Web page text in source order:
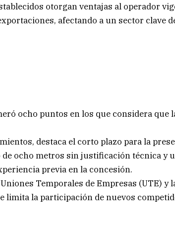
otorgan ventajas al operador
afectando a un sector clave
ocho puntos en los que considera que
destaca el corto plazo para la
ocho metros sin justificación técnica y
previa en la concesión.
Temporales de Empresas (UTE) y
limita la participación de nuevos